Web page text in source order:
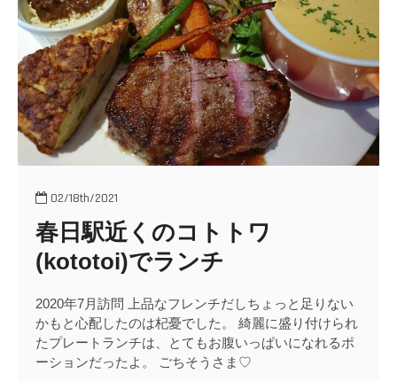
02/18th/2021
春日駅近くのコトトワ
(kototoi)でランチ
2020年7月訪問 上品なフレンチだしちょっと足りない
かもと心配したのは杞憂でした。 綺麗に盛り付けられ
たプレートランチは、とてもお腹いっぱいになれるポ
ーションだったよ。 ごちそうさま♡